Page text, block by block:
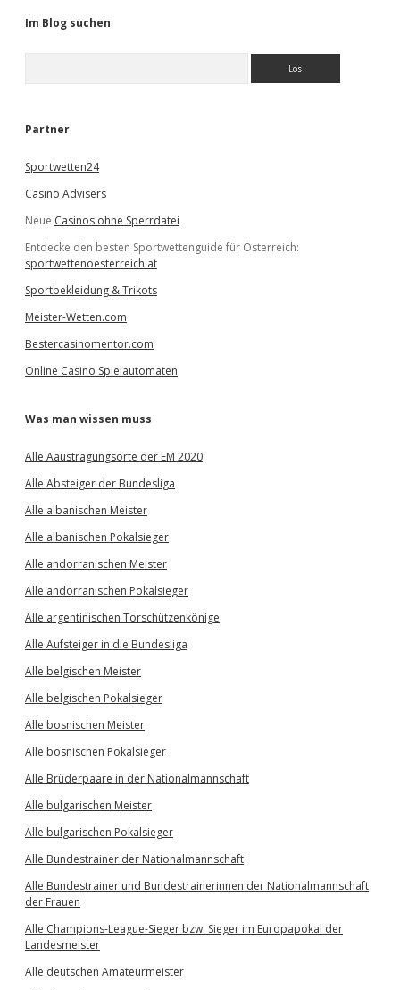
Im Blog suchen
e
Partner
Sportwetten24
Casino Advisers
Neue Casinos ohne Sperrdatei
Entdecke den besten Sportwettenguide für Österreich:
sportwettenoesterreich.at
Sportbekleidung & Trikots
Meister-Wetten.com
Bestercasinomentor.com
Online Casino Spielautomaten
Was man wissen muss
Alle Aaustragungsorte der EM 2020
Alle Absteiger der Bundesliga
Alle albanischen Meister
Alle albanischen Pokalsieger
Alle andorranischen Meister
Alle andorranischen Pokalsieger
Alle argentinischen Torschützenkönige
Alle Aufsteiger in die Bundesliga
Alle belgischen Meister
Alle belgischen Pokalsieger
Alle bosnischen Meister
Alle bosnischen Pokalsieger
Alle Brüderpaare in der Nationalmannschaft
Alle bulgarischen Meister
Alle bulgarischen Pokalsieger
Alle Bundestrainer der Nationalmannschaft
Alle Bundestrainer und Bundestrainerinnen der Nationalmannschaft
der Frauen
Alle Champions-League-Sieger bzw. Sieger im Europapokal der
Landesmeister
Alle deutschen Amateurmeister